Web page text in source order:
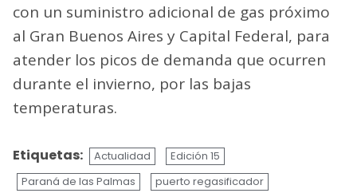
con un suministro adicional de gas próximo
al Gran Buenos Aires y Capital Federal, para
atender los picos de demanda que ocurren
durante el invierno, por las bajas
temperaturas.
Etiquetas: Actualidad
Edición 15
Paraná de las Palmas
puerto regasificador